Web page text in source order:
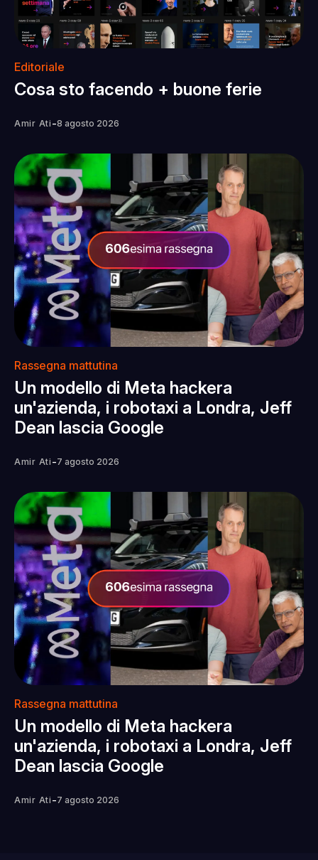
Editoriale
Cosa sto facendo + buone ferie
Amir Ati -8 agosto 2026
Rassegna mattutina
Un modello di Meta hackera
un'azienda, i robotaxi a Londra, Jeff
Dean lascia Google
Amir Ati -7 agosto 2026
Rassegna mattutina
Un modello di Meta hackera
un'azienda, i robotaxi a Londra, Jeff
Dean lascia Google
Amir Ati -7 agosto 2026